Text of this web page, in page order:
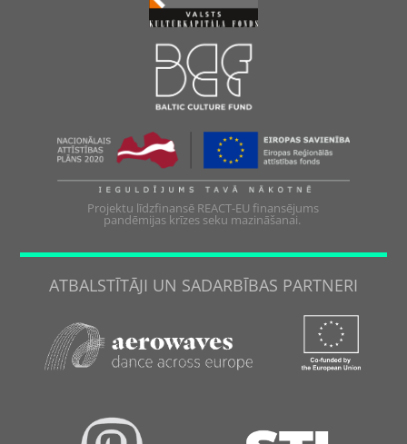
Projektu līdzfinansē REACT-EU finansējums
pandēmijas krīzes seku mazināšanai.
ATBALSTĪTĀJI UN SADARBĪBAS PARTNERI